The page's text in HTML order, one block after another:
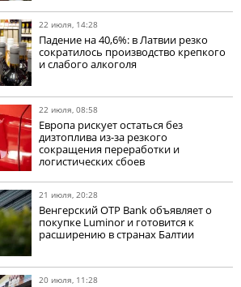
22 июля, 14:28
Падение на 40,6%: в Латвии резко
сократилось производство крепкого
и слабого алкоголя
22 июля, 08:58
Европа рискует остаться без
дизтоплива из-за резкого
сокращения переработки и
логистических сбоев
21 июля, 20:28
Венгерский OTP Bank объявляет о
покупке Luminor и готовится к
расширению в странах Балтии
20 июля, 11:28